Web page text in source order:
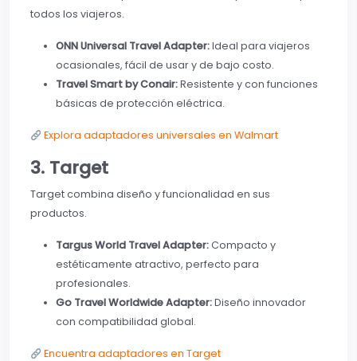
todos los viajeros.
ONN Universal Travel Adapter:Ideal para viajeros
ocasionales, fácil de usar y de bajo costo.
Travel Smart by Conair:Resistente y con funciones
básicas de protección eléctrica.
Explora adaptadores universales en Walmart
3. Target
Target combina diseño y funcionalidad en sus
productos.
Targus World Travel Adapter:Compacto y
estéticamente atractivo, perfecto para
profesionales.
Go Travel Worldwide Adapter:Diseño innovador
con compatibilidad global.
Encuentra adaptadores en Target